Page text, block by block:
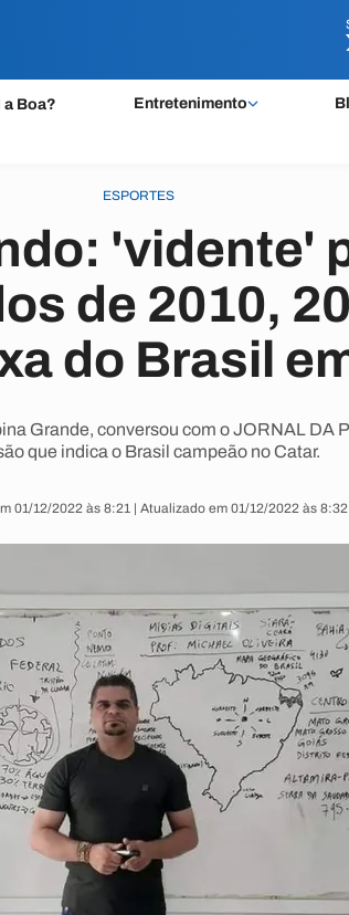
a Boa? Entretenimento
ESPORTES
'vidente'
de 2010,
do Brasil
Grande, conversou com o JORNAL DA
que indica o Brasil campeão no Catar.
01/12/2022 às 8:21 | Atualizado em 01/12/2022 às 8:32